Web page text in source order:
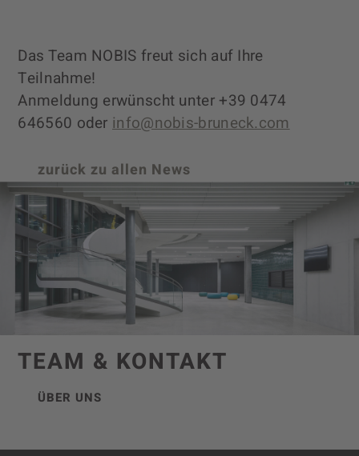
Das Team NOBIS freut sich auf Ihre
Teilnahme!
Anmeldung erwünscht unter +39 0474
646560 oderinfo@nobis-bruneck.com
zurück zu allen News
TEAM & KONTAKT
ÜBER UNS